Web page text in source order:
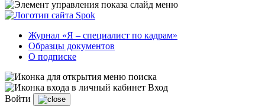
Журнал «Я – специалист по кадрам»
Образцы документов
О подписке
Вход
Войти